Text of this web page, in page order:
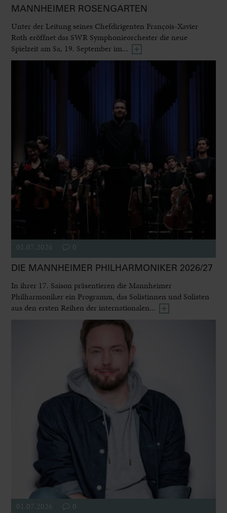
MANNHEIMER ROSENGARTEN
Unter der Leitung seines Chefdirigenten François-Xavier
Roth eröffnet das SWR Symphonieorchester die neue
Spielzeit am Sa, 19. September im...
01.07.2026 0
DIE MANNHEIMER PHILHARMONIKER 2026/27
In ihrer 17. Saison präsentieren die Mannheimer
Philharmoniker ein Programm, das Solistinnen und Solisten
aus den ersten Reihen der internationalen...
01.07.2026 0